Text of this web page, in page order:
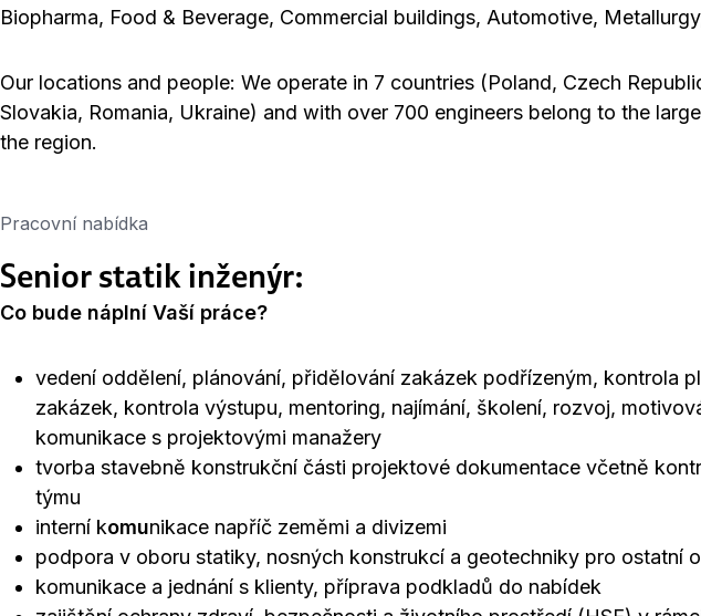
Biopharma, Food & Beverage, Commercial buildings, Automotive,
Our locations and people: We operate in 7 countries (Poland, Czech
Slovakia, Romania, Ukraine) and with over 700 engineers belong to the
the region.
Pracovní nabídka
Senior statik inženýr:
Co bude náplní Vaší práce?
vedení oddělení, plánování, přidělování zakázek podřízeným, kontrola
zakázek, kontrola výstupu, mentoring, najímání, školení, rozvoj,
komunikace s projektovými manažery
tvorba stavebně konstrukční části projektové dokumentace včetně
týmu
interní komunikace napříč zeměmi a divizemi
podpora v oboru statiky, nosných konstrukcí a geotechniky pro ostatní
komunikace a jednání s klienty, příprava podkladů do nabídek